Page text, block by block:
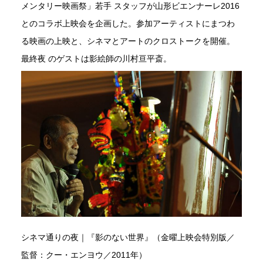
メンタリー映画祭」若手 スタッフが山形ビエンナーレ2016
とのコラボ上映会を企画した。参加アーティストにまつわ
る映画の上映と、シネマとアートのクロストークを開催。
最終夜 のゲストは影絵師の川村亘平斎。
シネマ通りの夜｜『影のない世界』（金曜上映会特別版／
監督：クー・エンヨウ／2011年）